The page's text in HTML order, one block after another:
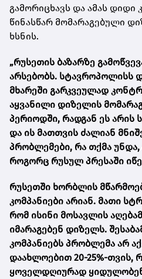
გამორიცხავს და ამას დიდი
წინასწარ მომარაგებული
ხსნის.
„რუსეთის ბაზარზე
არსებობს. სტავროპოლისს
მხარეში გარკვეულად
აყვანილი დიზელის
პერიოდში, რადგან ეს არის
და ის მათთვის ძალიან
პრობლემები, რა თქმა უნდა,
როგორც რუსულ პრესაში
რუსეთში ხორბლის
კომპანიები არიან. მათი
რომ ისინი მოსავლის
იმარაგებენ დიზელს.
კომპანიებს პრობლემა არ
დაახლოებით 20-25%-თვის,
ყოველდღიურად